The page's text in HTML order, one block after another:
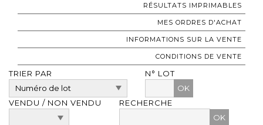
RÉSULTATS IMPRIMABLES
MES ORDRES D'ACHAT
INFORMATIONS SUR LA VENTE
CONDITIONS DE VENTE
TRIER PAR
N° LOT
OK
VENDU / NON VENDU
RECHERCHE